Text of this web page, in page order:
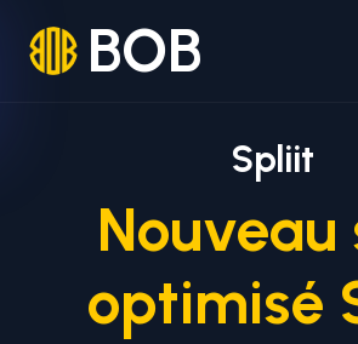
BOB
Spliit
Nouveau
optimisé